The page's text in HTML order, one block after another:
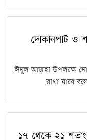
দোকানপাট ও
ঈদুল আজহা উপলক্ষে
রাখা যাবে
১৭ থেকে ২১